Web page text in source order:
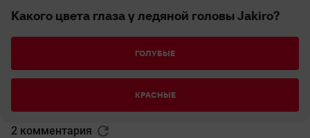
Какого цвета глаза у ледяной головы Jakiro?
ГОЛУБЫЕ
КРАСНЫЕ
2 комментария